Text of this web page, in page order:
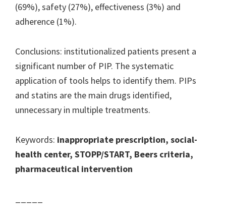
(69%), safety (27%), effectiveness (3%) and
adherence (1%).
Conclusions: institutionalized patients present a
significant number of PIP. The systematic
application of tools helps to identify them. PIPs
and statins are the main drugs identified,
unnecessary in multiple treatments.
Keywords: inappropriate prescription, social-
health center, STOPP/START, Beers criteria,
pharmaceutical intervention